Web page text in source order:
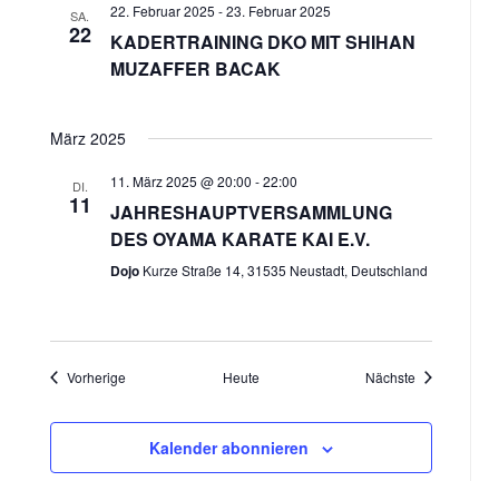
SA.
22
22. Februar 2025 -23. Februar 2025
KADERTRAINING DKO MIT SHIHAN
MUZAFFER BACAK
März 2025
DI.
11
11. März 2025 @ 20:00 -22:00
JAHRESHAUPTVERSAMMLUNG
DES OYAMA KARATE KAI E.V.
Dojo Kurze Straße 14, 31535 Neustadt, Deutschland
VorherigeVeranstaltungen Heute Nächste
Kalender abonnieren